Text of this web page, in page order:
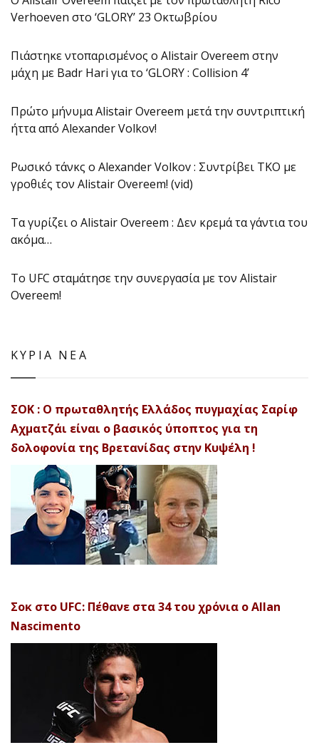
Verhoeven στο ‘GLORY’ 23 Οκτωβρίου
Πιάστηκε ντοπαρισμένος ο Alistair Overeem στην
μάχη με Badr Hari για το ‘GLORY : Collision 4’
Πρώτο μήνυμα Alistair Overeem μετά την συντριπτική
ήττα από Alexander Volkov!
Ρωσικό τάνκς ο Alexander Volkov : Συντρίβει ΤΚΟ με
γροθιές τον Alistair Overeem! (vid)
Τα γυρίζει ο Alistair Overeem : Δεν κρεμά τα γάντια του
ακόμα…
Το UFC σταμάτησε την συνεργασία με τον Alistair
Overeem!
ΚΥΡΙΑ ΝΕΑ
ΣΟΚ : Ο πρωταθλητής Ελλάδος πυγμαχίας Σαρίφ
Αχματζάι είναι ο βασικός ύποπτος για τη
δολοφονία της Βρετανίδας στην Κυψέλη !
Σοκ στο UFC: Πέθανε στα 34 του χρόνια ο Allan
Nascimento